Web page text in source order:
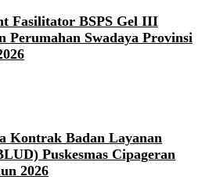
Fasilitator BSPS Gel III
Perumahan Swadaya Provinsi
Kontrak Badan Layanan
Puskesmas Cipageran
2026